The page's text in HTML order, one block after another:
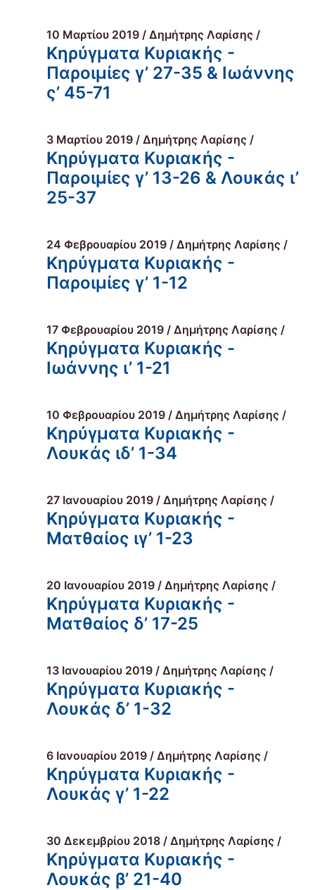
10 Μαρτίου 2019 / Δημήτρης Λαρίσης /
Κηρύγματα Κυριακής -
Παροιμίες γ’ 27-35 & Ιωάννης
ς’ 45-71
3 Μαρτίου 2019 / Δημήτρης Λαρίσης /
Κηρύγματα Κυριακής -
Παροιμίες γ’ 13-26 & Λουκάς ι’
25-37
24 Φεβρουαρίου 2019 / Δημήτρης Λαρίσης /
Κηρύγματα Κυριακής -
Παροιμίες γ’ 1-12
17 Φεβρουαρίου 2019 / Δημήτρης Λαρίσης /
Κηρύγματα Κυριακής -
Ιωάννης ι’ 1-21
10 Φεβρουαρίου 2019 / Δημήτρης Λαρίσης /
Κηρύγματα Κυριακής -
Λουκάς ιδ’ 1-34
27 Ιανουαρίου 2019 / Δημήτρης Λαρίσης /
Κηρύγματα Κυριακής -
Ματθαίος ιγ’ 1-23
20 Ιανουαρίου 2019 / Δημήτρης Λαρίσης /
Κηρύγματα Κυριακής -
Ματθαίος δ’ 17-25
13 Ιανουαρίου 2019 / Δημήτρης Λαρίσης /
Κηρύγματα Κυριακής -
Λουκάς δ’ 1-32
6 Ιανουαρίου 2019 / Δημήτρης Λαρίσης /
Κηρύγματα Κυριακής -
Λουκάς γ’ 1-22
30 Δεκεμβρίου 2018 / Δημήτρης Λαρίσης /
Κηρύγματα Κυριακής -
Λουκάς β’ 21-40